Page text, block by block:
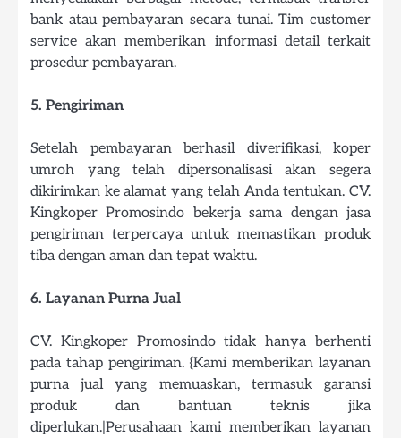
bank atau pembayaran secara tunai. Tim customer
service akan memberikan informasi detail terkait
prosedur pembayaran.
5. Pengiriman
Setelah pembayaran berhasil diverifikasi, koper
umroh yang telah dipersonalisasi akan segera
dikirimkan ke alamat yang telah Anda tentukan. CV.
Kingkoper Promosindo bekerja sama dengan jasa
pengiriman terpercaya untuk memastikan produk
tiba dengan aman dan tepat waktu.
6. Layanan Purna Jual
CV. Kingkoper Promosindo tidak hanya berhenti
pada tahap pengiriman. {Kami memberikan layanan
purna jual yang memuaskan, termasuk garansi
produk dan bantuan teknis jika
diperlukan.|Perusahaan kami memberikan layanan